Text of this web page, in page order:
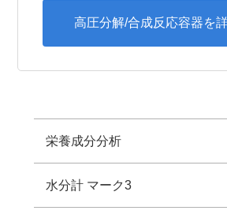
高圧分解/合成反応容器を
栄養成分分析
水分計 マーク3